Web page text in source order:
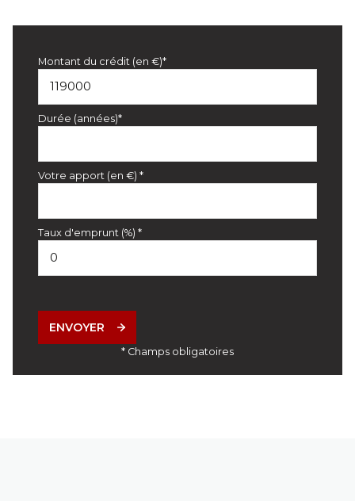
Montant du crédit (en €)*
Durée (années)*
Votre apport (en €) *
Taux d'emprunt (%) *
ENVOYER
* Champs obligatoires